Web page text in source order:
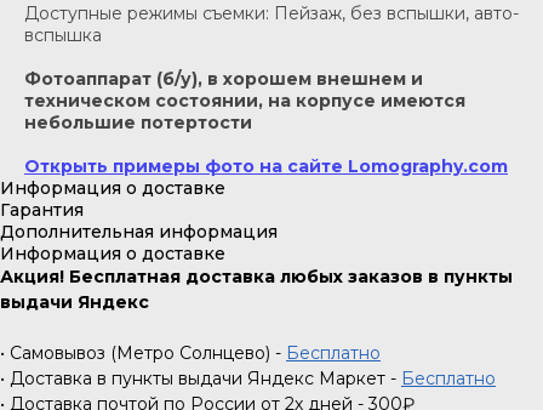
Доступные режимы съемки: Пейзаж, без вспышки, авто-
вспышка
Фотоаппарат (б/у), в хорошем внешнем и
техническом состоянии, на корпусе имеются
небольшие потертости
Открыть примеры фото на сайте Lomography.com
Информация о доставке
Гарантия
Дополнительная информация
Информация о доставке
Акция! Бесплатная доставка любых заказов в пункты
выдачи Яндекс
• Самовывоз (Метро Солнцево) - Бесплатно
• Доставка в пункты выдачи Яндекс Маркет - Бесплатно
• Доставка почтой по России от 2х дней - 300₽